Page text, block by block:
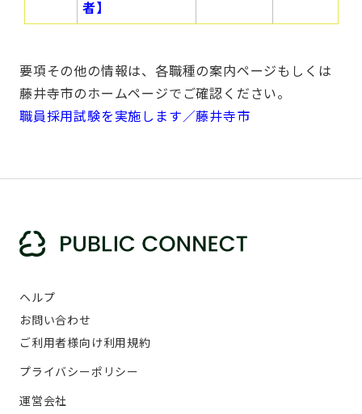
者】
要項その他の情報は、各職種の案内ページもしくは
藤井寺市のホームページでご確認ください。
職員採用試験を実施します／藤井寺市
ヘルプ
お問い合わせ
ご利用者様向け利用規約
プライバシーポリシー
運営会社